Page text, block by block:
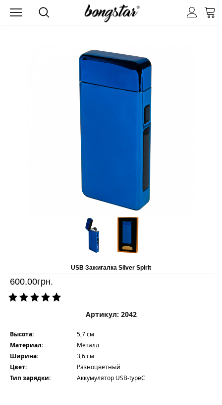
USB Зажигалка Silver Spirit
600,00грн.
Артикул: 2042
Высота:
5,7 см
Материал:
Металл
Ширина:
3,6 см
Цвет:
Разноцветный
Тип зарядки:
Аккумулятор USB-typeC